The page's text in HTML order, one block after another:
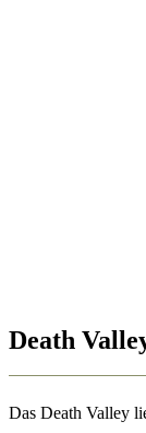
Death
Das Death Valley